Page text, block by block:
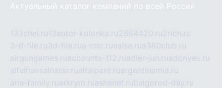
Актуальный каталог компаний по всей России
133chel.ru13autor-kolonka.ru2864420.ru2rich.ru
3-d-file.ru3d-file.rua-cdc.ruaalse.rua380club.ru
airgungames.ruaccounts-112.ruadler-jun.ruadonyev.ru
alfeihavsalnassr.rualtaipant.ruargentinamia.ru
aria-family.ruarkrym.ruashanet.rubelgorod-day.ru